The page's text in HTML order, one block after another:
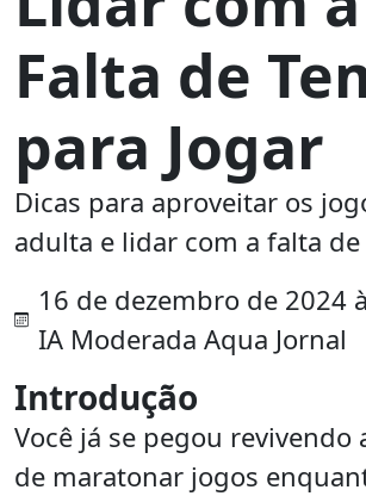
Falta de
para Jogar
Dicas para aproveitar os
adulta e lidar com a falta
16 de dezembro de 2024
IA Moderada Aqua Jornal
Introdução
Você já se pegou revivendo
de maratonar jogos